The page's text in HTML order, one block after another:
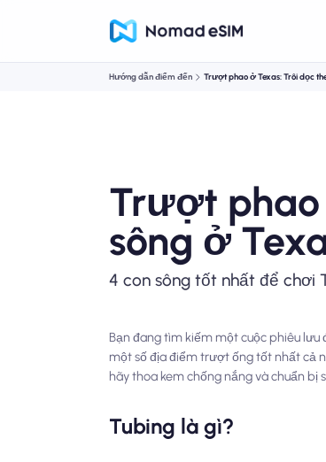
Hướng dẫn điểm đến Trượt phao ở Texas: Trôi dọc
Trượt phao
sông ở
4 con sông tốt nhất để chơi
Bạn đang tìm kiếm một cuộc phiêu lưu
một số địa điểm trượt ống tốt nhất cả
hãy thoa kem chống nắng và chuẩn
Tubing là gì?